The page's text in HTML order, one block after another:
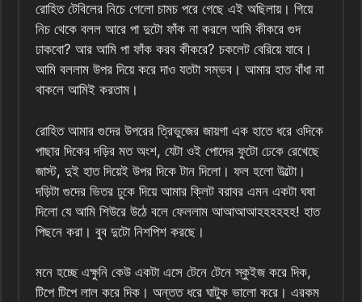
রোহিত টেবিলের নিচে গেলো চামচ পরে গেছে এই অছিলায়। গিয়ে
নিচ থেকে বলল আরে পা দুটো ফাঁক না করলে আমি কীকরে গুদ
ঢাকবো? আর আমি পা ফাঁক করব কীকরে? চকলেট বেরিয়ে যাবে।
আমি বললাম উপর দিয়ে করে দাও যতটা সম্ভব। আমার হাত বাঁধা না
থাকলে আমিই করতাম।
রোহিত আমার গুদের উপরের ত্রিভুজের জায়গা এক হাতে ধরে ওদিকে
পাছার দিকের দড়ির মত অংশ, যেটা ওই পোদের ফুটো ঢেকে রেখেছে
জাস্ট, দুই হাত দিয়েই উপর দিকে টান দিলো। ফল হলো উল্টো।
দড়িটা গুদের ভিতর ঢুকে দিয়ে আমার ক্লিট বরাবর এমন একটা ঘষা
দিলো যে আমি শিউরে উঠে বলে ফেললাম আআআআহহহহহহ! হাত
পিছনে করা। বুব দুটো নিশপিশ করছে।
মনে হচ্ছে এক্ষুনি কেউ একটা এসে টেনে টেনে স্কুইজ করে দিক,
টিপে টিপে লাল করে দিক। অন্তত ধরে ঘাটুক ভালো করে। এরকম